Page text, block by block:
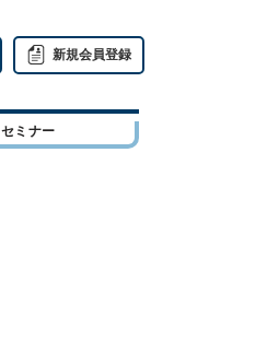
新規会員登録
セミナー